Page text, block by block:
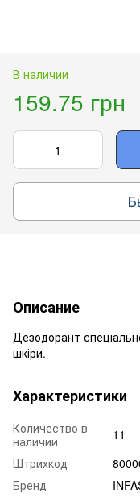
В наличии
159.75 грн
Описание
Дезодорант
шкіри.
Характеристики
Количество в
наличии
11
Штрихкод
Бренд